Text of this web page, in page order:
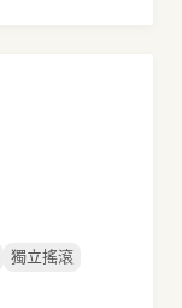
獨立搖滾